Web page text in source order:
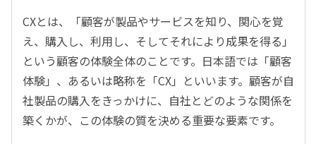
CXとは、「顧客が製品やサービスを知り、関心を覚
え、購入し、利用し、そしてそれにより成果を得る」
という顧客の体験全体のことです。日本語では「顧客
体験」、あるいは略称を「CX」といいます。顧客が自
社製品の購入をきっかけに、自社とどのような関係を
築くかが、この体験の質を決める重要な要素です。